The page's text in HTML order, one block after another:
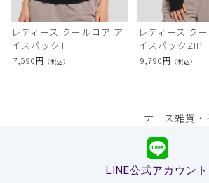
レディース:クールコア ア
イスパックT
7,590円 （税込）
レディース:ク
イスパックZIP
9,790円 （税込）
ナース雑貨
LINE公式アカウント